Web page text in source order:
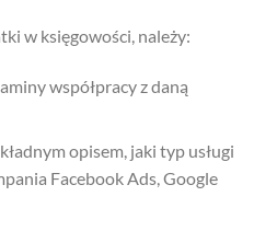
w księgowości, należy:
współpracy z daną
opisem, jaki typ usługi
Facebook Ads, Google